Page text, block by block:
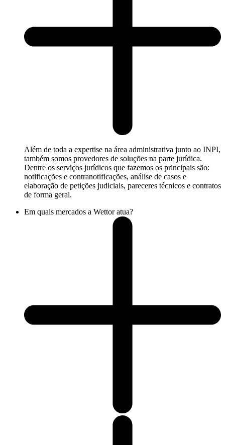
Além de toda a expertise na área administrativa junto ao INPI,
também somos provedores de soluções na parte jurídica.
Dentre os serviços jurídicos que fazemos os principais são:
notificações e contranotificações, análise de casos e
elaboração de petições judiciais, pareceres técnicos e contratos
de forma geral.
Em quais mercados a Wettor atua?